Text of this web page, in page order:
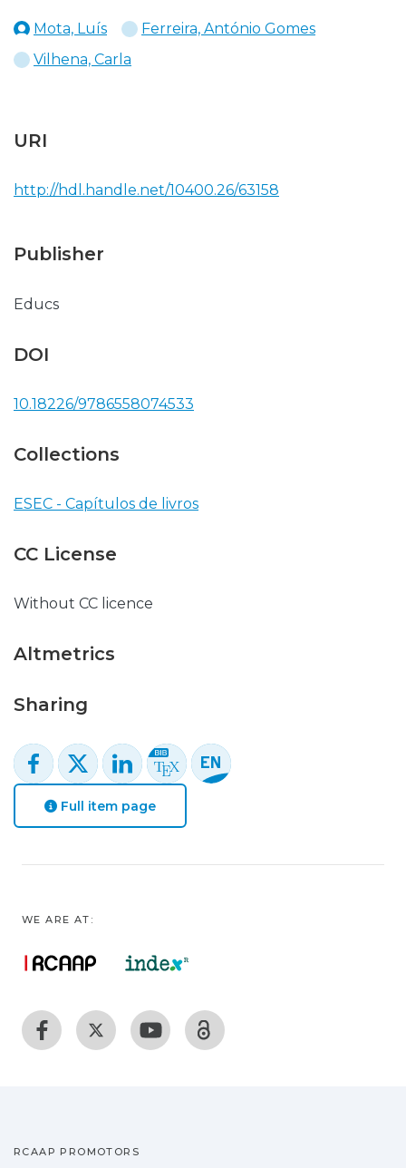
Mota, Luís
Ferreira, António Gomes
Vilhena, Carla
URI
http://hdl.handle.net/10400.26/63158
Publisher
Educs
DOI
10.18226/9786558074533
Collections
ESEC - Capítulos de livros
CC License
Without CC licence
Altmetrics
Sharing
Full item page
WE ARE AT:
RCAAP PROMOTORS